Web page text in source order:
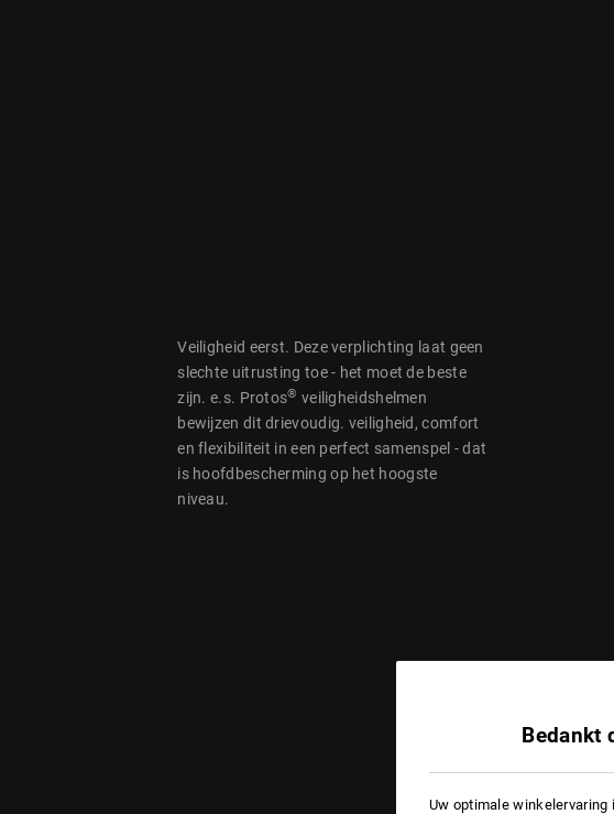
Veiligheid eerst. Deze verplichting laat geen
slechte uitrusting toe - het moet de beste
zijn. e.s. Protos® veiligheidshelmen
bewijzen dit drievoudig. veiligheid, comfort
en flexibiliteit in een perfect samenspel - dat
is hoofdbescherming op het hoogste
niveau.
Bedankt
Uw optimale winkelervaring